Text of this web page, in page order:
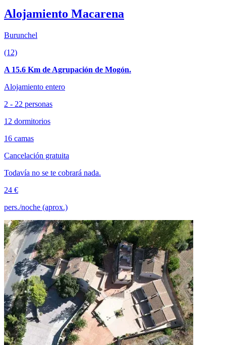
Alojamiento Macarena
Burunchel
(12)
A 15.6 Km de Agrupación de Mogón.
Alojamiento entero
2 - 22 personas
12 dormitorios
16 camas
Cancelación gratuita
Todavía no se te cobrará nada.
24 €
pers./noche (aprox.)